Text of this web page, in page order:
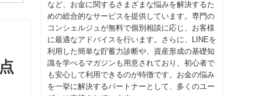
など、お金に関するさまざまな悩みを解決するた
めの総合的なサービスを提供しています。専門の
コンシェルジュが無料で個別相談に応じ、お客様
に最適なアドバイスを行います。さらに、LINEを
利用した簡単な貯蓄力診断や、資産形成の基礎知
識を学べるマガジンも用意されており、初心者で
も安心して利用できるのが特徴です。お金の悩み
を一挙に解決するパートナーとして、多くのユー